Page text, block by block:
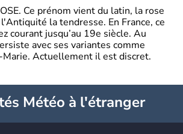
Ce prénom vient du latin, la rose
la tendresse. En France, ce
courant jusqu’au 19e siècle. Au
avec ses variantes comme
Marie. Actuellement il est discret.
Météo à l'étranger